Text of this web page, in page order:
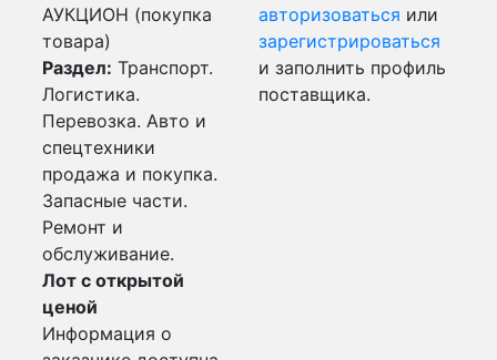
АУКЦИОН (покупка
товара)
Раздел: Транспорт.
Логистика.
Перевозка. Авто и
спецтехники
продажа и покупка.
Запасные части.
Ремонт и
обслуживание.
Лот с открытой
ценой
Информация о
авторизоваться или
зарегистрироваться
и заполнить профиль
поставщика.